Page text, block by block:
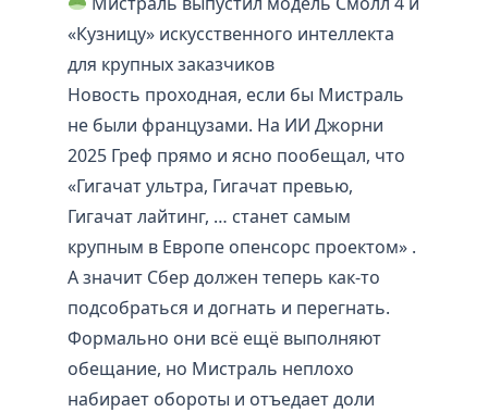
«Кузницу» искусственного интеллекта
для крупных заказчиков
Новость проходная, если бы Мистраль
не были французами. На ИИ Джорни
2025 Греф прямо и ясно пообещал, что
«Гигачат ультра, Гигачат превью,
Гигачат лайтинг, … станет самым
крупным в Европе опенсорс проектом» .
А значит Сбер должен теперь как-то
подсобраться и догнать и перегнать.
Формально они всё ещё выполняют
обещание, но Мистраль неплохо
набирает обороты и отъедает доли